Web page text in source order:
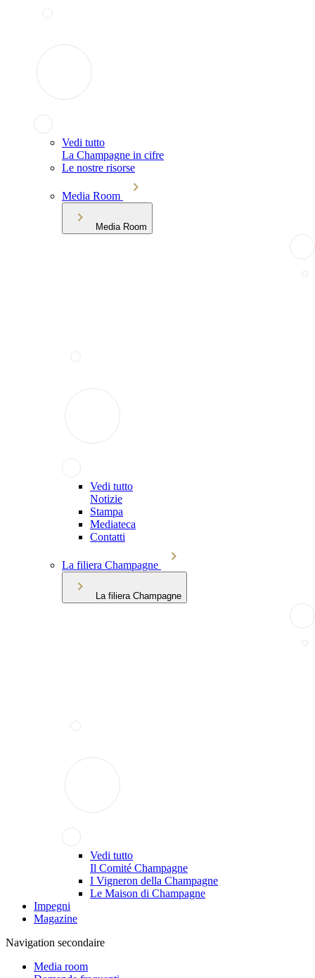
Vedi tutto
La Champagne in cifre
Le nostre risorse
Media Room
Media Room
Vedi tutto
Notizie
Stampa
Mediateca
Contatti
La filiera Champagne
La filiera Champagne
Vedi tutto
Il Comité Champagne
I Vigneron della Champagne
Le Maison di Champagne
Impegni
Magazine
Navigation secondaire
Media room